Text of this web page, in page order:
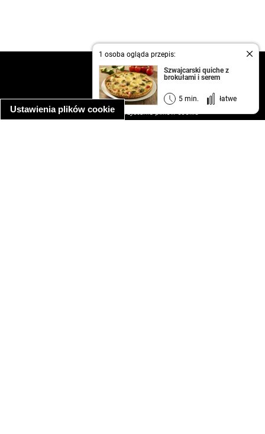
Ustawienia plików cookie
1 osoba ogląda przepis:
Szwajcarski quiche z
brokułami i serem
5 min. łatwe
kontakt
regulamin
informacja o prywatności
informacja o wykorzystaniu plików cookie